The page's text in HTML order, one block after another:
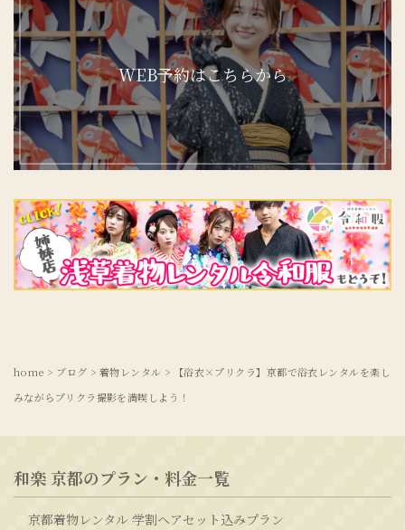
WEB予約はこちらから
home > ブログ > 着物レンタル >
【浴衣×プリクラ】京都で浴衣レンタルを楽し
みながらプリクラ撮影を満喫しよう！
和楽 京都のプラン・料金一覧
京都着物レンタル 学割ヘアセット込みプラン